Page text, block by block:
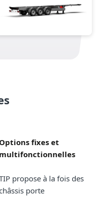
Options fixes et
multifonctionnelles
propose à la fois des
porte